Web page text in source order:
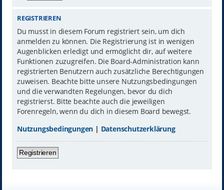
REGISTRIEREN
Du musst in diesem Forum registriert sein, um dich
anmelden zu können. Die Registrierung ist in wenigen
Augenblicken erledigt und ermöglicht dir, auf weitere
Funktionen zuzugreifen. Die Board-Administration kann
registrierten Benutzern auch zusätzliche Berechtigungen
zuweisen. Beachte bitte unsere Nutzungsbedingungen
und die verwandten Regelungen, bevor du dich
registrierst. Bitte beachte auch die jeweiligen
Forenregeln, wenn du dich in diesem Board bewegst.
Nutzungsbedingungen | Datenschutzerklärung
Registrieren